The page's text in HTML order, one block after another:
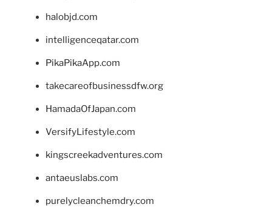
halobjd.com
intelligenceqatar.com
PikaPikaApp.com
takecareofbusinessdfw.org
HamadaOfJapan.com
VersifyLifestyle.com
kingscreekadventures.com
antaeuslabs.com
purelycleanchemdry.com